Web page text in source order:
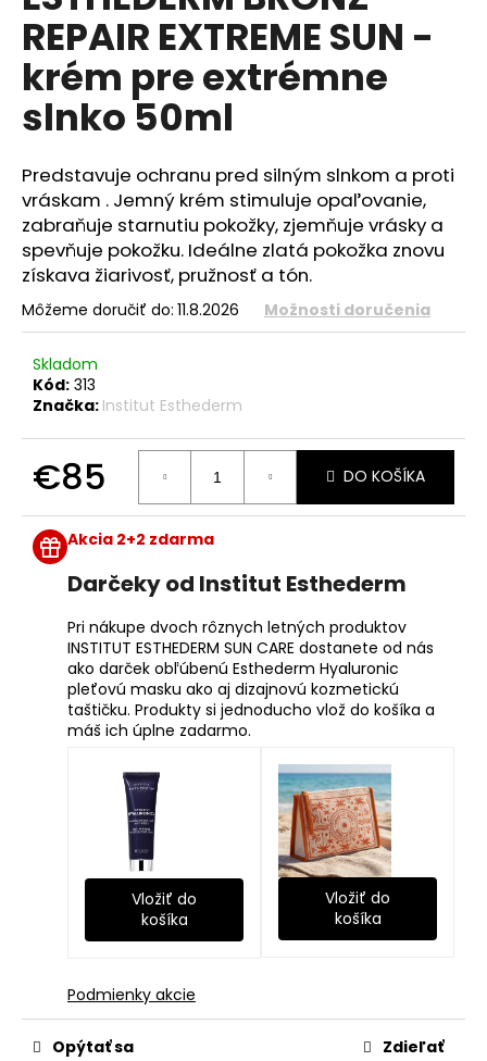
0,0
5
hviezdičiek.
REPAIR EXTREME SUN -
krém pre extrémne
slnko 50ml
Predstavuje ochranu pred silným slnkom a proti
vráskam . Jemný krém stimuluje opaľovanie,
zabraňuje starnutiu pokožky, zjemňuje vrásky a
spevňuje pokožku. Ideálne zlatá pokožka znovu
získava žiarivosť, pružnosť a tón.
Môžeme doručiť do: 11.8.2026 Možnosti doručenia
Skladom
Kód: 313
Značka: Institut Esthederm
€85
cena:
DO KOŠÍKA
Akcia 2+2 zdarma
Darčeky od Institut Esthederm
Pri nákupe dvoch rôznych letných produktov
INSTITUT ESTHEDERM SUN CARE dostanete od nás
ako darček obľúbenú Esthederm Hyaluronic
pleťovú masku ako aj dizajnovú kozmetickú
taštičku. Produkty si jednoducho vlož do košíka a
máš ich úplne zadarmo.
Vložiť do
košíka
Vložiť do
košíka
Podmienky akcie
Opýtať sa Zdieľať
á
j
s
ť
?
HĽADAŤ
d
p
o
r
ú
č
a
m
e